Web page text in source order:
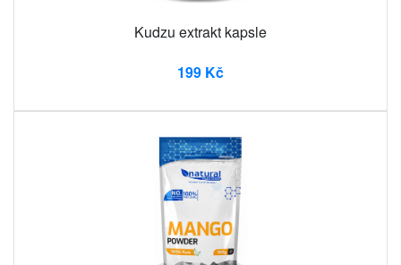
Kudzu extrakt kapsle
199 Kč